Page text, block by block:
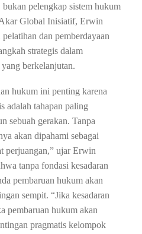
pelengkap sistem hukum
Global Inisiatif, Erwin
dan pemberdayaan
strategis dalam
berkelanjutan.
hukum ini penting karena
adalah tahapan paling
sebuah gerakan. Tanpa
akan dipahami sebagai
perjuangan,” ujar Erwin
tanpa fondasi kesadaran
pembaruan hukum akan
sempit. “Jika kesadaran
pembaruan hukum akan
pragmatis kelompok